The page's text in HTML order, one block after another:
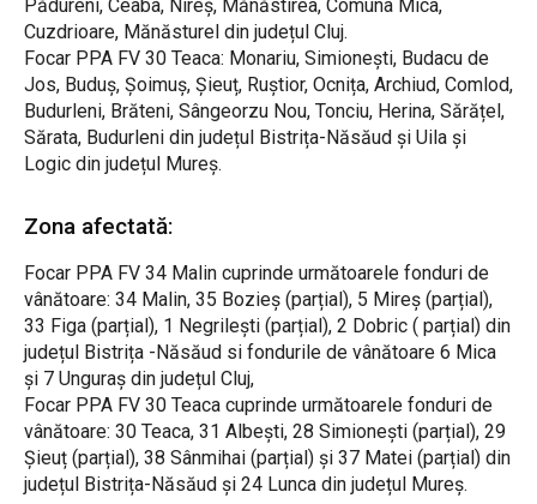
Pădureni, Ceaba, Nireș, Mănăstirea, Comuna Mica,
Cuzdrioare, Mănăsturel din județul Cluj.
Focar PPA FV 30 Teaca: Monariu, Simionești, Budacu de
Jos, Buduș, Șoimuș, Șieuț, Ruștior, Ocnița, Archiud, Comlod,
Budurleni, Brăteni, Sângeorzu Nou, Tonciu, Herina, Sărățel,
Sărata, Budurleni din județul Bistrița-Năsăud și Uila și
Logic din județul Mureș.
Zona afectată:
Focar PPA FV 34 Malin cuprinde următoarele fonduri de
vânătoare: 34 Malin, 35 Bozieș (parțial), 5 Mireș (parțial),
33 Figa (parțial), 1 Negrilești (parțial), 2 Dobric ( parțial) din
județul Bistrița -Năsăud si fondurile de vânătoare 6 Mica
și 7 Unguraș din județul Cluj,
Focar PPA FV 30 Teaca cuprinde următoarele fonduri de
vânătoare: 30 Teaca, 31 Albești, 28 Simionești (parțial), 29
Șieuț (parțial), 38 Sânmihai (parțial) și 37 Matei (parțial) din
județul Bistrița-Năsăud și 24 Lunca din județul Mureș.